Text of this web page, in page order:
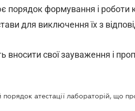
формування і роботи
для виключення їх з
вносити свої зауваження і